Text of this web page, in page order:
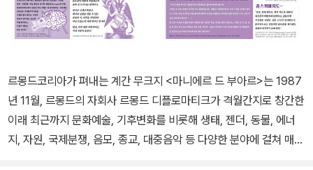
르몽드코리아가 펴내는 계간 무크지 <마니에르 드 부아르>는 1987
년 11월, 르몽드의 자회사 르몽드 디플로마티크가 격월간지로 창간한
이래 최근까지 문화예술, 기후변화를 비롯해 생태, 젠더, 동물, 에너
지, 자원, 국제분쟁, 음모, 종교, 대중음악 등 다양한 분야에 걸쳐 매호